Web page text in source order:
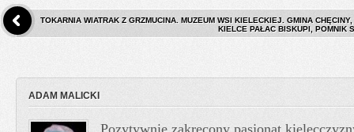
TOKARNIA WIATRAK Z GRZMUCINA. MUZEUM WSI KIELECKIEJ. GMINA
KIELCE PAŁAC BISKUPI, POMNIK
ADAM MALICKI
Pozytywnie zakręcony pasjonat